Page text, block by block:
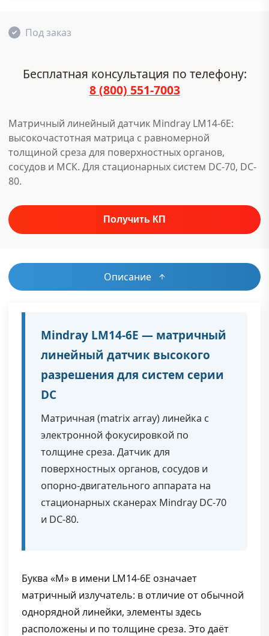
Под заказ
Бесплатная консультация по телефону:
8 (800) 551-7003
Матричный линейный датчик Mindray LM14-6E:
высокочастотная матрица с равномерной
толщиной среза для поверхностных органов,
сосудов и МСК. Для стационарных систем DC-70, DC-
80.
Описание
Mindray LM14-6E — матричный
линейный датчик высокого
разрешения для систем серии
DC
Матричная (matrix array) линейка с
электронной фокусировкой по
толщине среза. Датчик для
поверхностных органов, сосудов и
опорно-двигательного аппарата на
стационарных сканерах Mindray DC-70
и DC-80.
Буква «M» в имени LM14-6E означает
матричный излучатель: в отличие от обычной
однорядной линейки, элементы здесь
расположены и по толщине среза. Это даёт